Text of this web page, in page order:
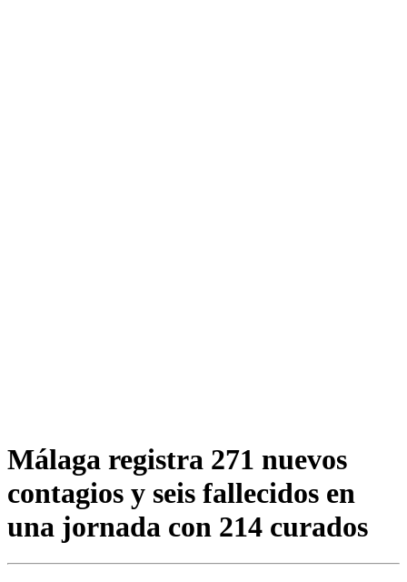
Málaga registra 271 nuevos
contagios y seis fallecidos en
una jornada con 214 curados